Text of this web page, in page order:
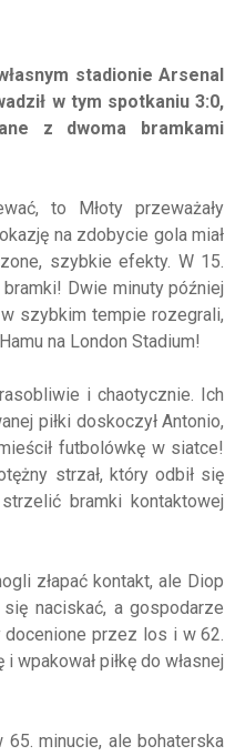
stadionie Arsenal
w tym spotkaniu 3:0,
z dwoma bramkami
to Młoty przeważały
na zdobycie gola miał
szybkie efekty. W 15.
Dwie minuty później
szybkim tempie rozegrali,
na London Stadium!
i chaotycznie. Ich
piłki doskoczył Antonio,
futbolówkę w siatce!
strzał, który odbił się
bramki kontaktowej
złapać kontakt, ale Diop
naciskać, a gospodarze
docenione przez los i w 62.
piłkę do własnej
minucie, ale bohaterska